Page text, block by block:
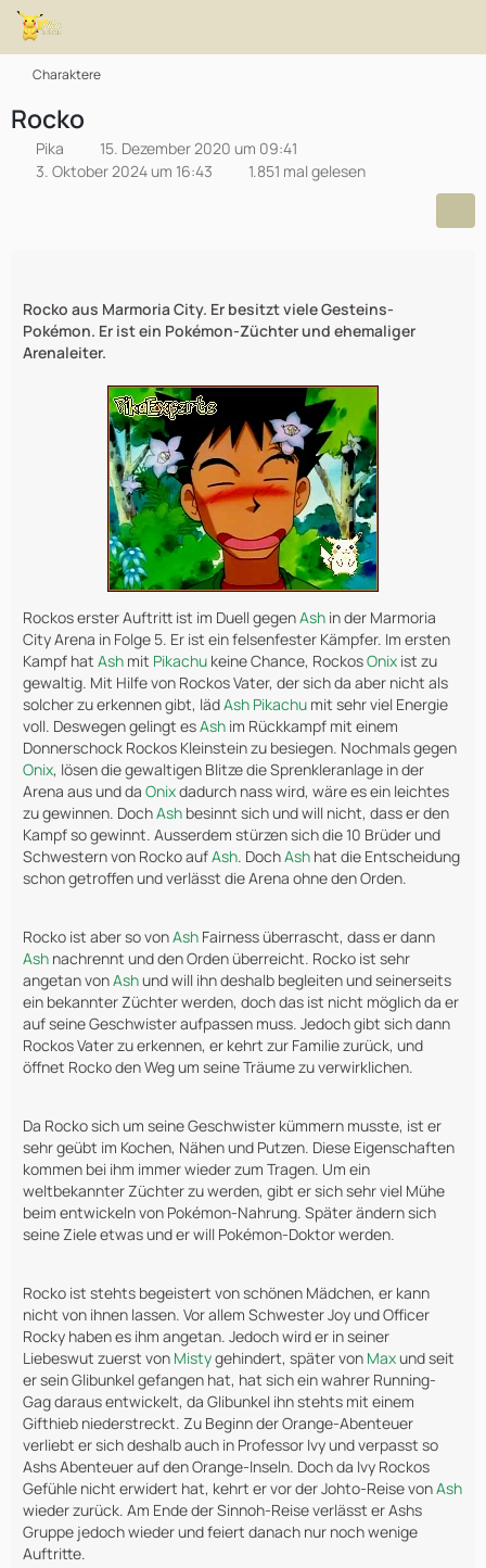
Charaktere
Rocko
Pika
15. Dezember 2020 um 09:41
3. Oktober 2024 um 16:43
1.851 mal gelesen
Rocko aus Marmoria City. Er besitzt viele Gesteins-
Pokémon. Er ist ein Pokémon-Züchter und ehemaliger
Arenaleiter.
Rockos erster Auftritt ist im Duell gegenAsh in der Marmoria
City Arena in Folge 5. Er ist ein felsenfester Kämpfer. Im ersten
Kampf hat Ash mit Pikachu keine Chance, RockosOnix ist zu
gewaltig. Mit Hilfe von Rockos Vater, der sich da aber nicht als
solcher zu erkennen gibt, lädAsh Pikachu mit sehr viel Energie
voll. Deswegen gelingt esAsh im Rückkampf mit einem
Donnerschock Rockos Kleinstein zu besiegen. Nochmals gegen
Onix, lösen die gewaltigen Blitze die Sprenkleranlage in der
Arena aus und da Onixdadurch nass wird, wäre es ein leichtes
zu gewinnen. DochAsh besinnt sich und will nicht, dass er den
Kampf so gewinnt. Ausserdem stürzen sich die 10 Brüder und
Schwestern von Rocko aufAsh. DochAsh hat die Entscheidung
schon getroffen und verlässt die Arena ohne den Orden.
Rocko ist aber so vonAsh Fairness überrascht, dass er dann
Ash nachrennt und den Orden überreicht. Rocko ist sehr
angetan vonAshund will ihn deshalb begleiten und seinerseits
ein bekannter Züchter werden, doch das ist nicht möglich da er
auf seine Geschwister aufpassen muss. Jedoch gibt sich dann
Rockos Vater zu erkennen, er kehrt zur Familie zurück, und
öffnet Rocko den Weg um seine Träume zu verwirklichen.
Da Rocko sich um seine Geschwister kümmern musste, ist er
sehr geübt im Kochen, Nähen und Putzen. Diese Eigenschaften
kommen bei ihm immer wieder zum Tragen. Um ein
weltbekannter Züchter zu werden, gibt er sich sehr viel Mühe
beim entwickeln von Pokémon-Nahrung. Später ändern sich
seine Ziele etwas und er will Pokémon-Doktor werden.
Rocko ist stehts begeistert von schönen Mädchen, er kann
nicht von ihnen lassen. Vor allem Schwester Joy und Officer
Rocky haben es ihm angetan. Jedoch wird er in seiner
Liebeswut zuerst von Mistygehindert, später von Maxund seit
er sein Glibunkel gefangen hat, hat sich ein wahrer Running-
Gag daraus entwickelt, da Glibunkel ihn stehts mit einem
Gifthieb niederstreckt. Zu Beginn der Orange-Abenteuer
verliebt er sich deshalb auch in Professor Ivy und verpasst so
Ashs Abenteuer auf den Orange-Inseln. Doch da Ivy Rockos
Gefühle nicht erwidert hat, kehrt er vor der Johto-Reise vonAsh
wieder zurück. Am Ende der Sinnoh-Reise verlässt er Ashs
Gruppe jedoch wieder und feiert danach nur noch wenige
Auftritte.